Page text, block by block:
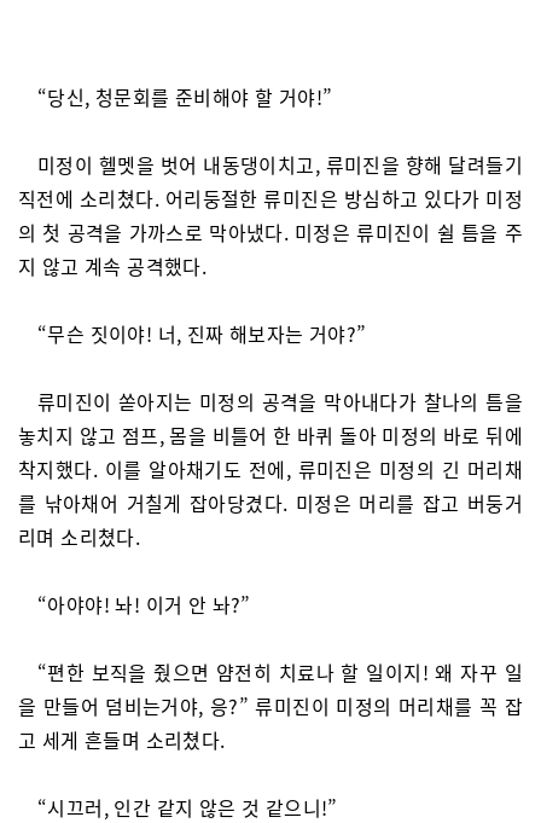
“당신, 청문회를 준비해야 할 거야!”
미정이 헬멧을 벗어 내동댕이치고, 류미진을 향해 달려들기
직전에 소리쳤다. 어리둥절한 류미진은 방심하고 있다가 미정
의 첫 공격을 가까스로 막아냈다. 미정은 류미진이 쉴 틈을 주
지 않고 계속 공격했다.
“무슨 짓이야! 너, 진짜 해보자는 거야?”
류미진이 쏟아지는 미정의 공격을 막아내다가 찰나의 틈을
놓치지 않고 점프, 몸을 비틀어 한 바퀴 돌아 미정의 바로 뒤에
착지했다. 이를 알아채기도 전에, 류미진은 미정의 긴 머리채
를 낚아채어 거칠게 잡아당겼다. 미정은 머리를 잡고 버둥거
리며 소리쳤다.
“아야야! 놔! 이거 안 놔?”
“편한 보직을 줬으면 얌전히 치료나 할 일이지! 왜 자꾸 일
을 만들어 덤비는거야, 응?” 류미진이 미정의 머리채를 꼭 잡
고 세게 흔들며 소리쳤다.
“시끄러, 인간 같지 않은 것 같으니!”